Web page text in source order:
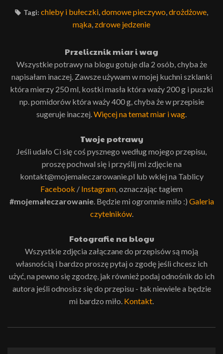
Tagi: chleby i bułeczki domowe pieczywo drożdżowe
mąka zdrowe jedzenie
Przelicznik miar i wag
Wszystkie potrawy na blogu gotuje dla 2 osób, chyba że
napisałam inaczej. Zawsze używam w mojej kuchni szklanki
która mierzy 250 ml, kostki masła która waży 200 g i puszki
np. pomidorów która waży 400 g, chyba że w przepisie
sugeruje inaczej. Więcej na temat miar i wag
Twoje potrawy
Jeśli udało Ci się coś pysznego według mojego przepisu,
proszę pochwal się i przyślij mi zdjęcie na
kontakt@mojemaleczarowanie.pl lub wklej na Tablicy
Facebook / Instagram , oznaczając tagiem
#mojemałeczarowanie. Będzie mi ogromnie miło :) Galeria
czytelników.
Fotografie na blogu
Wszystkie zdjęcia załączane do przepisów są moją
własnością i bardzo proszę pytaj o zgodę jeśli chcesz ich
użyć, na pewno się zgodzę, jak również podaj odnośnik do ich
autora jeśli odnosisz się do przepisu - tak niewiele a będzie
mi bardzo miło. Kontakt